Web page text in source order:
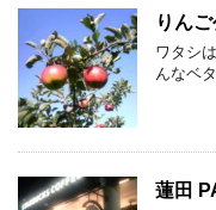
りん
ワタシ
んなベ
蓮田